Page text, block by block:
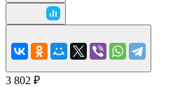
3 802 ₽